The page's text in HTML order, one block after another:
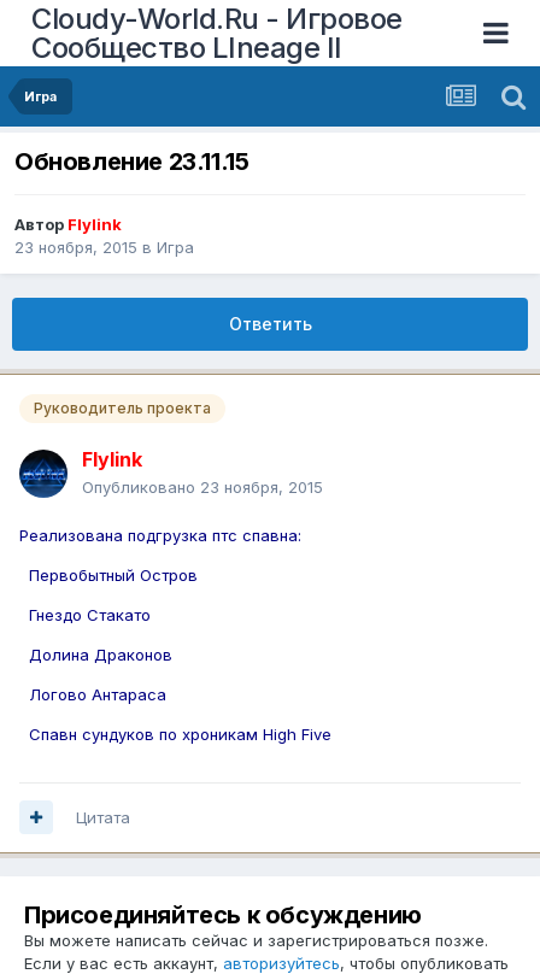
Cloudy-World.Ru - Игровое
Сообщество LIneage II
Игра
Обновление 23.11.15
Автор Flylink
23 ноября, 2015 в Игра
Ответить
Руководитель проекта
Flylink
Опубликовано 23 ноября, 2015
Реализована подгрузка птс спавна:
Первобытный Остров
Гнездо Стакато
Долина Драконов
Логово Антараса
Спавн сундуков по хроникам High Five
Цитата
Присоединяйтесь к обсуждению
Вы можете написать сейчас и зарегистрироваться позже.
Если у вас есть аккаунт, авторизуйтесь, чтобы опубликовать